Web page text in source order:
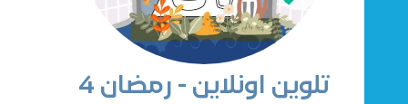
تلوين اونلاين - رمضان 4